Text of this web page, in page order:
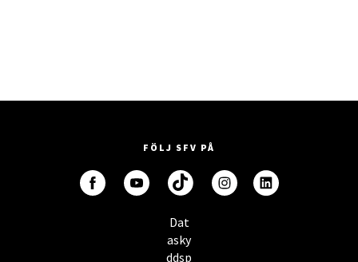
FÖLJ SFV PÅ
Dat
asky
ddsp